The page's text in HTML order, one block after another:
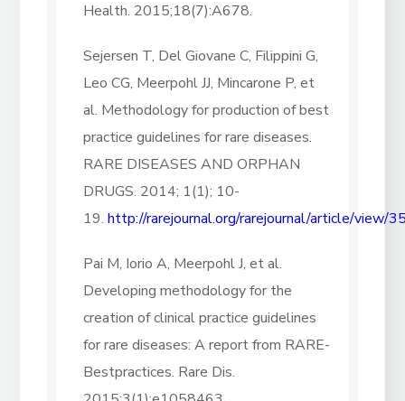
Health. 2015;18(7):A678.
Sejersen T, Del Giovane C, Filippini G,
Leo CG, Meerpohl JJ, Mincarone P, et
al. Methodology for production of best
practice guidelines for rare diseases.
RARE DISEASES AND ORPHAN
DRUGS. 2014; 1(1); 10-
19.http://rarejournal.org/rarejournal/article/view/
Pai M, Iorio A, Meerpohl J, et al.
Developing methodology for the
creation of clinical practice guidelines
for rare diseases: A report from RARE-
Bestpractices. Rare Dis.